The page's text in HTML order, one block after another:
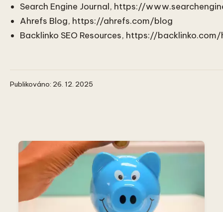
Search Engine Journal, https://
Ahrefs Blog, https://ahrefs.com/blog
Backlinko SEO Resources, https://
Publikováno: 26. 12. 2025